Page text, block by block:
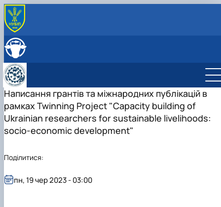
ПРО КАФЕДРУ
Співпраця з роботодавцями
Відеотур кафедрою
ОСВІТНЯ ДІЯЛЬНІСТЬ
Навчальні лабораторії
Сертифікатні курси
Фотогалерея
Робочі програми
Практика студентів
НАУКОВА ДІЯЛЬНІСТЬ
Наукова робота
Дорадча діяльність
Наукові гуртки
Підготовка аспірантів та докторантів
Наукові здобутки кафедри
МІЖНАРОДНА ДІЯЛЬНІСТЬ
Написання грантів та міжнародних публікацій в
рамках Twinning Project "Capacity building of
Ukrainian researchers for sustainable livelihoods:
socio-economic development"
пн, 19 чер 2023 - 03:00
Поділитися: